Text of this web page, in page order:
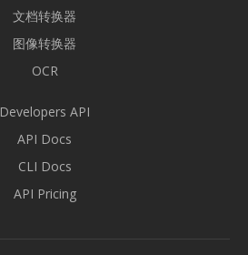
文档转换器
图像转换器
OCR
Developers API
API Docs
CLI Docs
API Pricing